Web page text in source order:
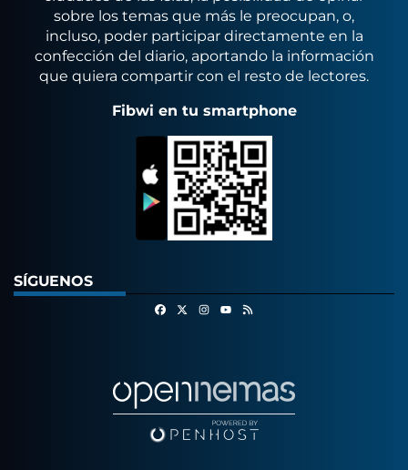
sobre los temas que más le preocupan, o,
incluso, poder participar directamente en la
confección del diario, aportando la información
que quiera compartir con el resto de lectores.
Fibwi en tu smartphone
SÍGUENOS
FacebookInstagram